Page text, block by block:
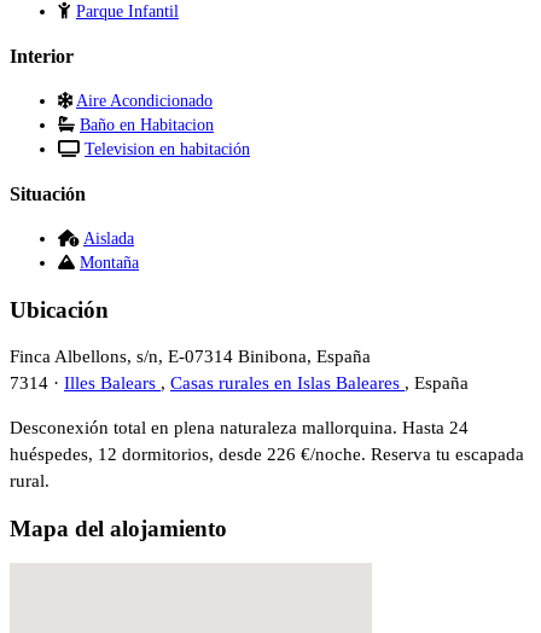
Parque Infantil
Interior
Aire Acondicionado
Baño en Habitacion
Television en habitación
Situación
Aislada
Montaña
Ubicación
Finca Albellons, s/n, E-07314 Binibona, España
7314 · Illes Balears , Casas rurales en Islas Baleares , España
Desconexión total en plena naturaleza mallorquina. Hasta 24
huéspedes, 12 dormitorios, desde 226 €/noche. Reserva tu escapada
rural.
Mapa del alojamiento